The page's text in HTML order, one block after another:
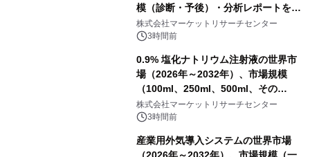
模（診断・予後）・分析レポートを発
表
株式会社マーケットリサーチセンター
3時間前
0.9% 塩化ナトリウム注射液の世界市
場（2026年～2032年）、市場規模
（100ml、250ml、500ml、その
他）・分析レポートを発表
株式会社マーケットリサーチセンター
3時間前
産業用外気導入システムの世界市場